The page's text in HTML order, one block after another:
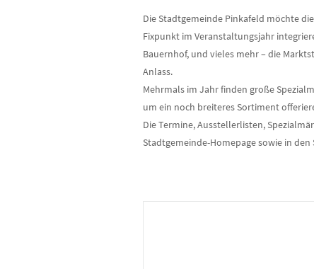
Die Stadtgemeinde Pinkafeld möchte
Fixpunkt im Veranstaltungsjahr
Bauernhof, und vieles mehr – die
Anlass.
Mehrmals im Jahr finden große
um ein noch breiteres Sortiment
Die Termine, Ausstellerlisten,
Stadtgemeinde-Homepage sowie in